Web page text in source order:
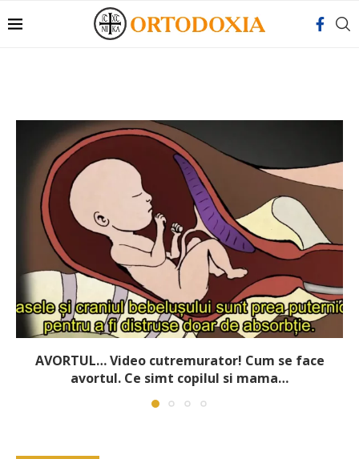
AVORTUL… Video cutremurator! Cum se face
avortul. Ce simt copilul si mama…